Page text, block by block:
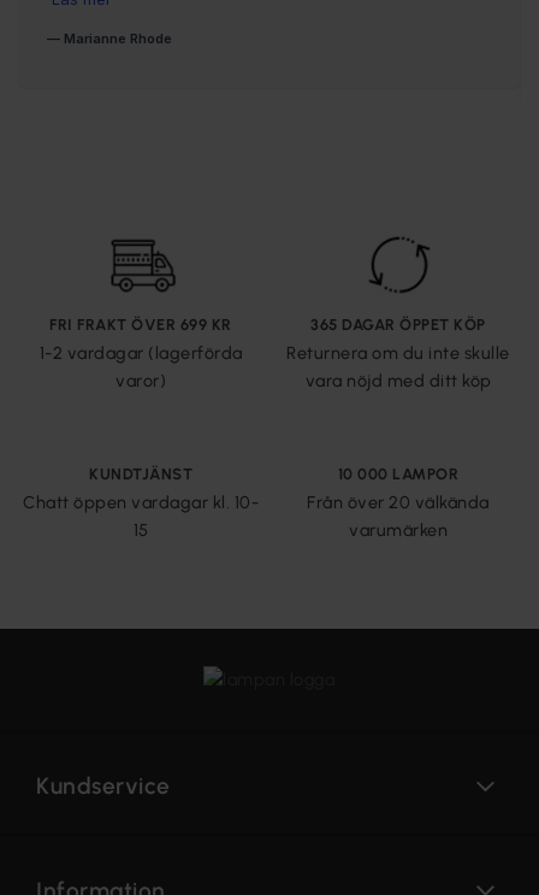
FRI FRAKT ÖVER 699 KR
1-2 vardagar (lagerförda
varor)
365 DAGAR ÖPPET KÖP
Returnera om du inte skulle
vara nöjd med ditt köp
KUNDTJÄNST
Chatt öppen vardagar kl. 10-
15
10 000 LAMPOR
Från över 20 välkända
varumärken
Kundservice